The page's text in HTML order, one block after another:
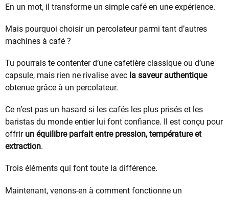
En un mot, il transforme un simple café en une expérience.
Mais pourquoi choisir un percolateur parmi tant d’autres
machines à café ?
Tu pourrais te contenter d’une cafetière classique ou d’une
capsule, mais rien ne rivalise avec la saveur authentique
obtenue grâce à un percolateur.
Ce n’est pas un hasard si les cafés les plus prisés et les
baristas du monde entier lui font confiance. Il est conçu pour
offrir un équilibre parfait entre pression, température et
extraction.
Trois éléments qui font toute la différence.
Maintenant, venons-en à comment fonctionne un